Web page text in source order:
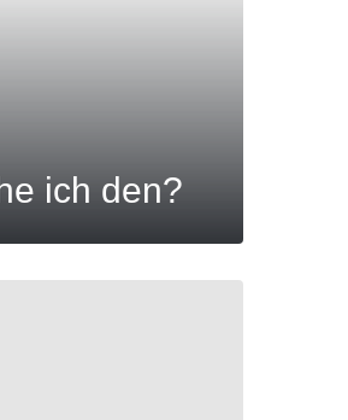
ich den?